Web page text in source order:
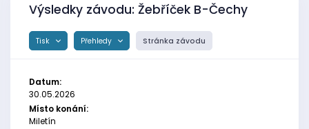
Výsledky závodu: Žebříček B-Čechy
Tisk Přehledy Stránka závodu
Datum:
30.05.2026
Místo konání:
Miletín